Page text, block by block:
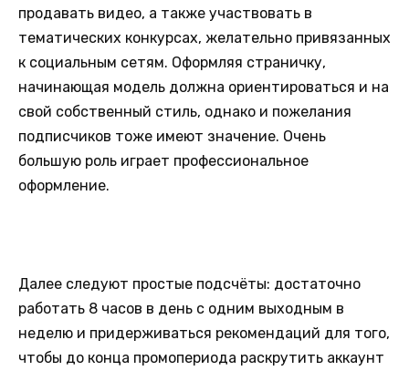
продавать видео, а также участвовать в
тематических конкурсах, желательно привязанных
к социальным сетям. Оформляя страничку,
начинающая модель должна ориентироваться и на
свой собственный стиль, однако и пожелания
подписчиков тоже имеют значение. Очень
большую роль играет профессиональное
оформление.
Далее следуют простые подсчёты: достаточно
работать 8 часов в день с одним выходным в
неделю и придерживаться рекомендаций для того,
чтобы до конца промопериода раскрутить аккаунт